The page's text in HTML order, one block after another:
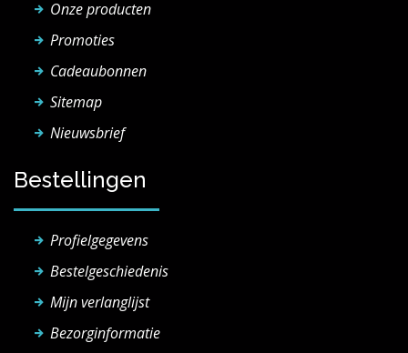
Onze producten
Promoties
Cadeaubonnen
Sitemap
Nieuwsbrief
Bestellingen
Profielgegevens
Bestelgeschiedenis
Mijn verlanglijst
Bezorginformatie